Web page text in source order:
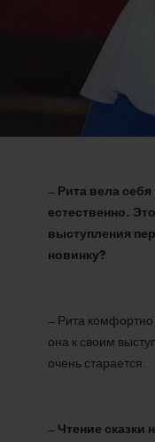
– Рита вела себя
естественно. Это
выступления
новинку?
– Рита комфортно
она к своим
очень старается.
– Чтение сказки